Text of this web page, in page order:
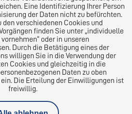
Netzwerk
Eine Identifizierung Ihrer Person
der Daten nicht zu befürchten.
den verschiedenen Cookies und
finden Sie unter „individuelle
oder in unseren
Durch die Betätigung eines der
willigen Sie in die Verwendung der
Cookies und gleichzeitig in die
Daten zu oben
Die Erteilung der Einwilligungen ist
freiwillig.